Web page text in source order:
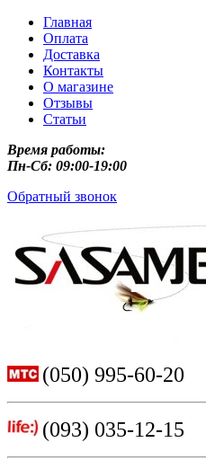
Главная
Оплата
Доставка
Контакты
О магазине
Отзывы
Статьи
Время работы:
Пн-Сб: 09:00-19:00
Обратный звонок
(050) 995-60-20
(093) 035-12-15